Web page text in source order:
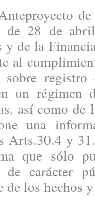
de
de 28 de
y de la
al
sobre
un régimen
así como de
una
Arts.30.4 y
que sólo
de carácter
de los hechos